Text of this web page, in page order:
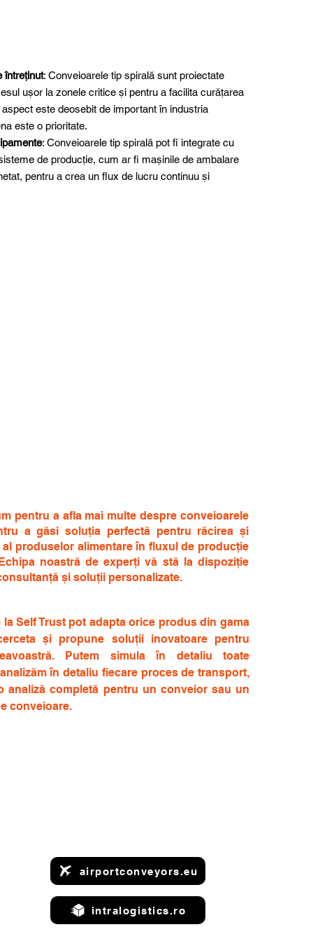
întreținut: Conveioarele tip spirală sunt proiectate
ușor la zonele critice și pentru a facilita curățarea
este deosebit de important în industria
este o prioritate.
: Conveioarele tip spirală pot fi integrate cu
de producție, cum ar fi mașinile de ambalare
pentru a crea un flux de lucru continuu și
pentru a afla mai multe despre conveioarele
a găsi soluția perfectă pentru răcirea și
produselor alimentare în fluxul de producție
noastră de experți vă stă la dispoziție
și soluții personalizate.
Self Trust pot adapta orice produs din gama
și propune soluții inovatoare pentru
Putem simula în detaliu toate
în detaliu fiecare proces de transport,
analiză completă pentru un conveior sau un
conveioare.
airportconveyors.eu
intralogistics.ro